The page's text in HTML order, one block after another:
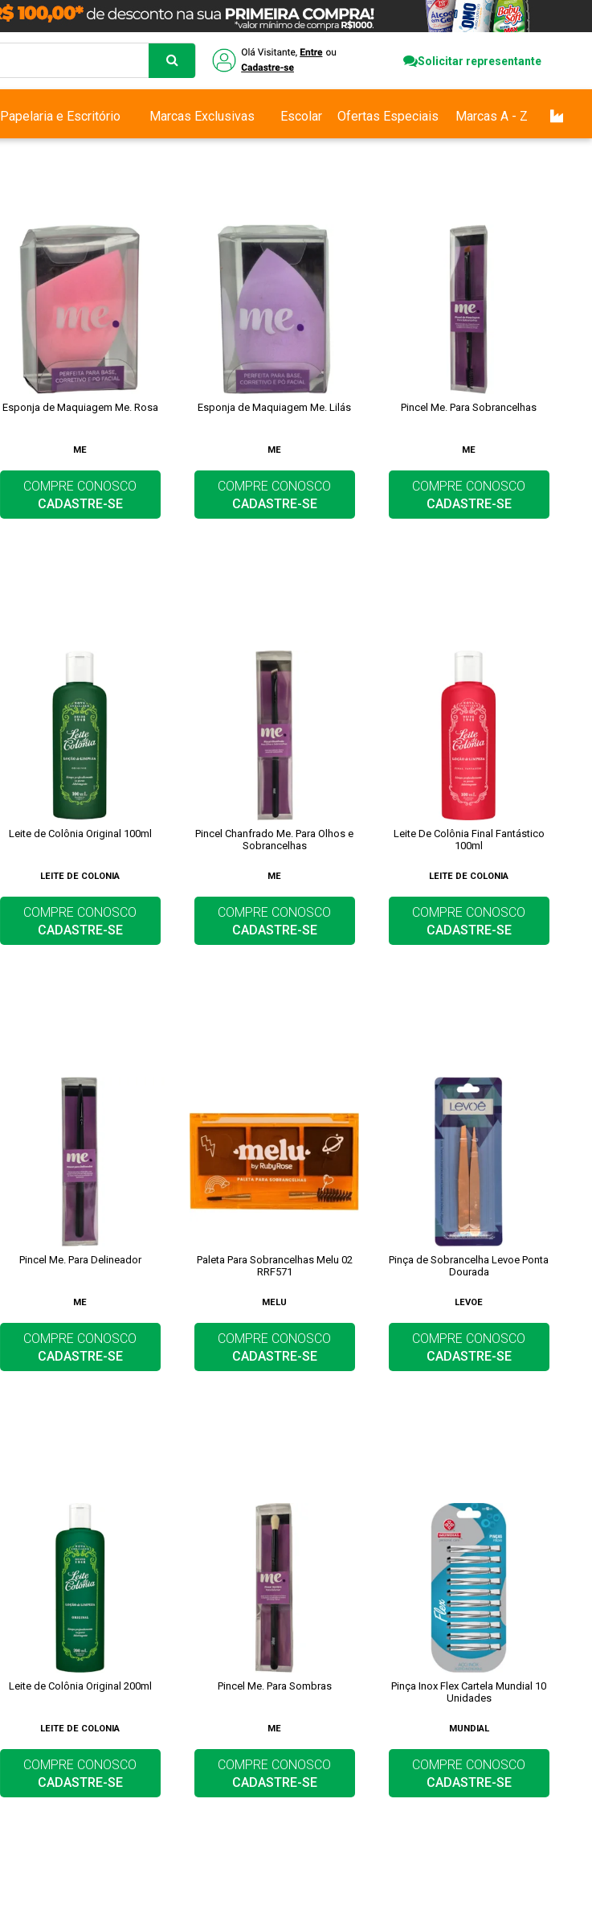
Solicitar representante
Papelaria e Escritório Marcas Exclusivas Escolar Ofertas Especiais Marcas A - Z
Esponja de Maquiagem Me. Rosa
ME
COMPRE CONOSCO
CADASTRE-SE
Esponja de Maquiagem Me. Lilás
ME
COMPRE CONOSCO
CADASTRE-SE
Pincel Me. Para Sobrancelhas
ME
COMPRE CONOSCO
CADASTRE-SE
Leite de Colônia Original 100ml
LEITE DE COLONIA
COMPRE CONOSCO
CADASTRE-SE
Pincel Chanfrado Me. Para Olhos e
Sobrancelhas
ME
COMPRE CONOSCO
CADASTRE-SE
Leite De Colônia Final Fantástico
100ml
LEITE DE COLONIA
COMPRE CONOSCO
CADASTRE-SE
Pincel Me. Para Delineador
ME
COMPRE CONOSCO
CADASTRE-SE
Paleta Para Sobrancelhas Melu 02
RRF571
MELU
COMPRE CONOSCO
CADASTRE-SE
Pinça de Sobrancelha Levoe Ponta
Dourada
LEVOE
COMPRE CONOSCO
CADASTRE-SE
Leite de Colônia Original 200ml
LEITE DE COLONIA
COMPRE CONOSCO
CADASTRE-SE
Pincel Me. Para Sombras
ME
COMPRE CONOSCO
CADASTRE-SE
Pinça Inox Flex Cartela Mundial 10
Unidades
MUNDIAL
COMPRE CONOSCO
CADASTRE-SE